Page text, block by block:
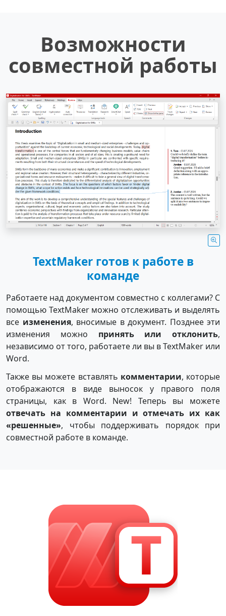
Возможности
совместной работы
TextMaker готов к работе в
команде
Работаете над документом совместно с коллегами? С
помощью TextMaker можно отслеживать и выделять
все изменения, вносимые в документ. Позднее эти
изменения можно принять или отклонить,
независимо от того, работаете ли вы в TextMaker или
Word.
Также вы можете вставлять комментарии, которые
отображаются в виде выносок у правого поля
страницы, как в Word. New! Теперь вы можете
отвечать на комментарии и отмечать их как
«решенные», чтобы поддерживать порядок при
совместной работе в команде.